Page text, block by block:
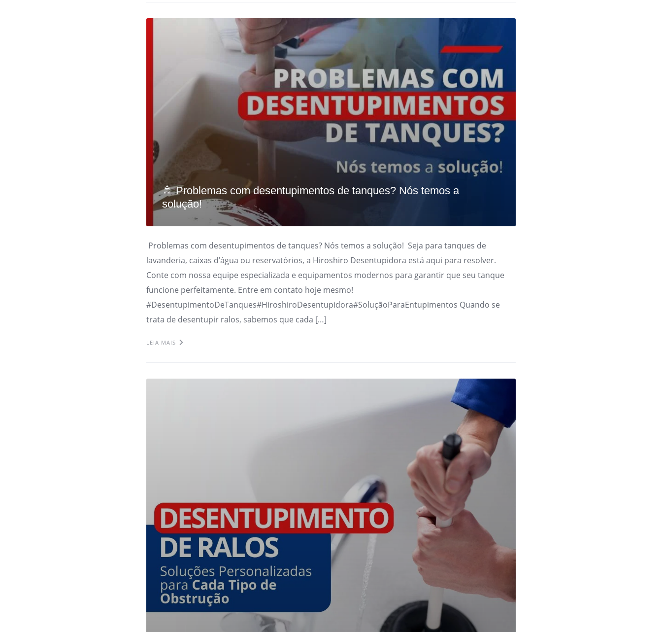
🚿 Problemas com desentupimentos de tanques? Nós temos a
solução!
Problemas com desentupimentos de tanques? Nós temos a solução! Seja para tanques de
lavanderia, caixas d’água ou reservatórios, a Hiroshiro Desentupidora está aqui para resolver.
Conte com nossa equipe especializada e equipamentos modernos para garantir que seu tanque
funcione perfeitamente. Entre em contato hoje mesmo!
#DesentupimentoDeTanques#HiroshiroDesentupidora#SoluçãoParaEntupimentos Quando se
trata de desentupir ralos, sabemos que cada […]
LEIA MAIS